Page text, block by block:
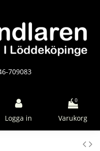
709083
Logga in
0
Varukorg